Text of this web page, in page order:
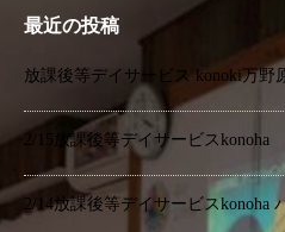
最近の投稿
放課後等デイサービス konoki万野
2/15放課後等デイサービス
2/14放課後等デイサービスkonoha